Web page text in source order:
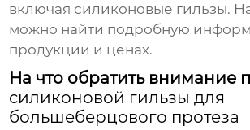
включая силиконовые гильзы.
можно найти подробную
продукции и ценах.
На что обратить внимание
силиконовой гильзы для
большеберцового протеза